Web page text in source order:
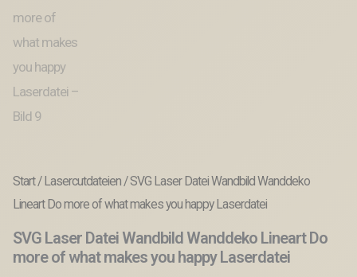
Start/Lasercutdateien/ SVG Laser Datei Wandbild Wanddeko
Lineart Do more of what makes you happy Laserdatei
SVG Laser Datei Wandbild Wanddeko Lineart Do
more of what makes you happy Laserdatei